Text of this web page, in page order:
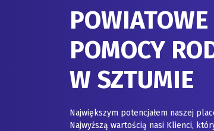
POMOCY
W SZTUMIE
Największym potencjałem naszej
Najwyższą wartością nasi Klienci,